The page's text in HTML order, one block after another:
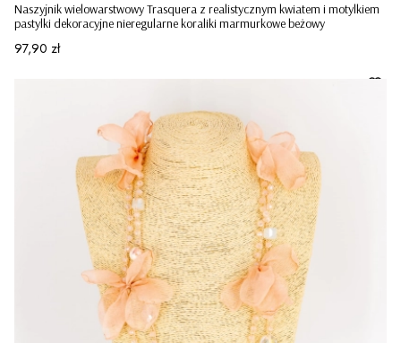
Naszyjnik wielowarstwowy Trasquera z realistycznym kwiatem i motylkiem
pastylki dekoracyjne nieregularne koraliki marmurkowe beżowy
Cena
97,90 zł